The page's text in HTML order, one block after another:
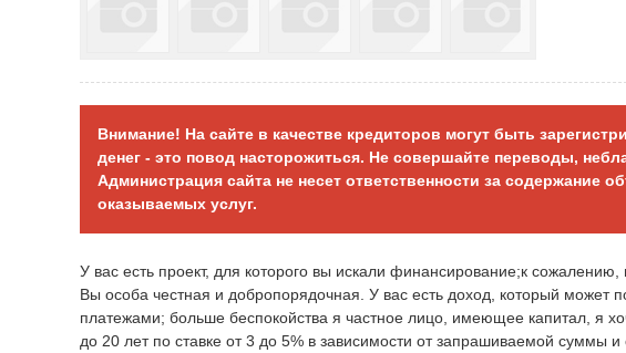
Внимание! На сайте в качестве кредиторов могут быть
денег - это повод насторожиться. Не совершайте переводы,
Администрация сайта не несет ответственности за содержание
оказываемых услуг.
У вас есть проект, для которого вы искали финансирование;к
Вы особа честная и добропорядочная. У вас есть доход, который может
платежами; больше беспокойства я частное лицо, имеющее капитал, я
до 20 лет по ставке от 3 до 5% в зависимости от запрашиваемой суммы